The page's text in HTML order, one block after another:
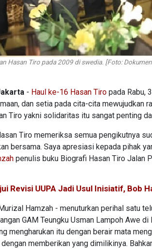
Hasan Tiro pada 2009 di swedia. [Foto:
- Haul ke-16 Hasan Tiro pada Rabu,
dan setia pada cita-cita mewujudkan
Tiro yakni solidaritas itu sangat penting
Tiro memeriksa semua pengikutnya
bersama. Saya apresiasi kepada pihak
penulis buku Biografi Hasan Tiro Jalan
Revisi UUPA Jadi Usul Inisiatif, Bob
Hamzah - menuturkan perihal satu
GAM Teungku Usman Lampoh Awe
mengharukan itu dengan berair mata
memberikan yang dimilikinya.